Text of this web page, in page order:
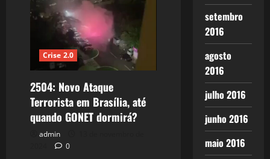
Crise 2.0
2504: Novo Ataque
Terrorista em Brasília, até
quando GONET dormirá?
admin
0
setembro
2016
agosto
2016
julho 2016
junho 2016
maio 2016